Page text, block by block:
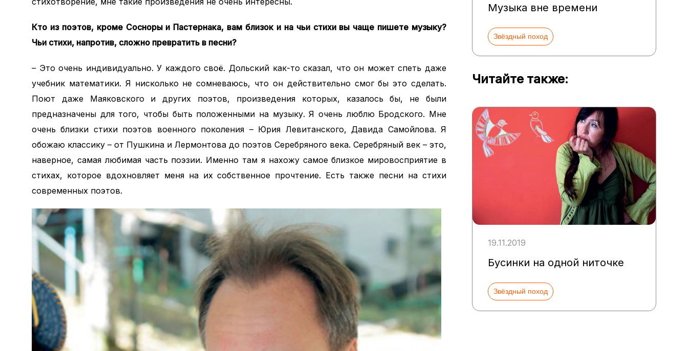
Кто из поэтов, кроме Сосноры и Пастернака, вам близок и на чьи стихи вы чаще пишете музыку?
Чьи стихи, напротив, сложно превратить в песни?
– Это очень индивидуально. У каждого своё. Дольский как-то сказал, что он может спеть даже
учебник математики. Я нисколько не сомневаюсь, что он действительно смог бы это сделать.
Поют даже Маяковского и других поэтов, произведения которых, казалось бы, не были
предназначены для того, чтобы быть положенными на музыку. Я очень люблю Бродского. Мне
очень близки стихи поэтов военного поколения – Юрия Левитанского, Давида Самойлова. Я
обожаю классику – от Пушкина и Лермонтова до поэтов Серебряного века. Серебряный век – это,
наверное, самая любимая часть поэзии. Именно там я нахожу самое близкое мировосприятие в
стихах, которое вдохновляет меня на их собственное прочтение. Есть также песни на стихи
современных поэтов.
Музыка вне времени
Звёздный поход
Читайте также:
19.11.2019
Бусинки на одной ниточке
Звёздный поход